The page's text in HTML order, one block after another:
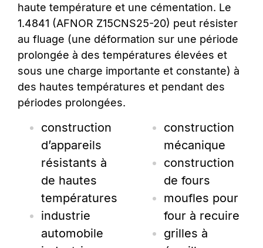
haute température et une cémentation. Le
1.4841 (AFNOR Z15CNS25-20) peut résister
au fluage (une déformation sur une période
prolongée à des températures élevées et
sous une charge importante et constante) à
des hautes températures et pendant des
périodes prolongées.
construction
d’appareils
résistants à
de hautes
températures
industrie
automobile
construction
mécanique
construction
de fours
moufles pour
four à recuire
grilles à